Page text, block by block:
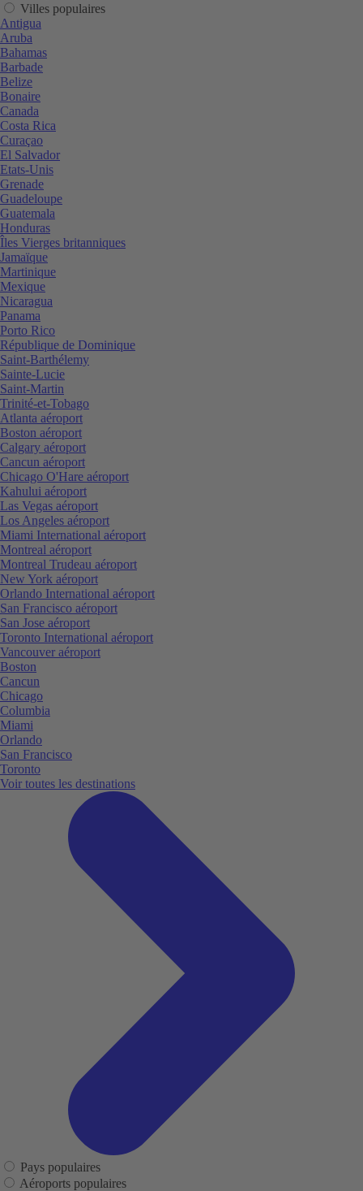
Villes populaires
Antigua
Aruba
Bahamas
Barbade
Belize
Bonaire
Canada
Costa Rica
Curaçao
El Salvador
Etats-Unis
Grenade
Guadeloupe
Guatemala
Honduras
Îles Vierges britanniques
Jamaïque
Martinique
Mexique
Nicaragua
Panama
Porto Rico
République de Dominique
Saint-Barthélemy
Sainte-Lucie
Saint-Martin
Trinité-et-Tobago
Atlanta aéroport
Boston aéroport
Calgary aéroport
Cancun aéroport
Chicago O'Hare aéroport
Kahului aéroport
Las Vegas aéroport
Los Angeles aéroport
Miami International aéroport
Montreal aéroport
Montreal Trudeau aéroport
New York aéroport
Orlando International aéroport
San Francisco aéroport
San Jose aéroport
Toronto International aéroport
Vancouver aéroport
Boston
Cancun
Chicago
Columbia
Miami
Orlando
San Francisco
Toronto
Voir toutes les destinations
Pays populaires
Aéroports populaires